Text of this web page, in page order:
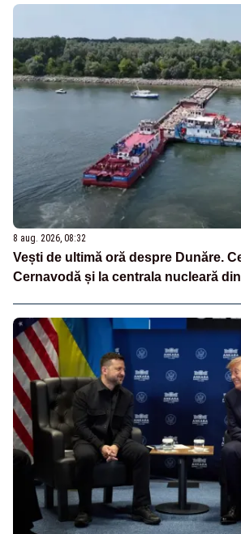
8 aug. 2026, 08:32
Vești de ultimă oră despre Dunăre.
Cernavodă și la centrala nucleară